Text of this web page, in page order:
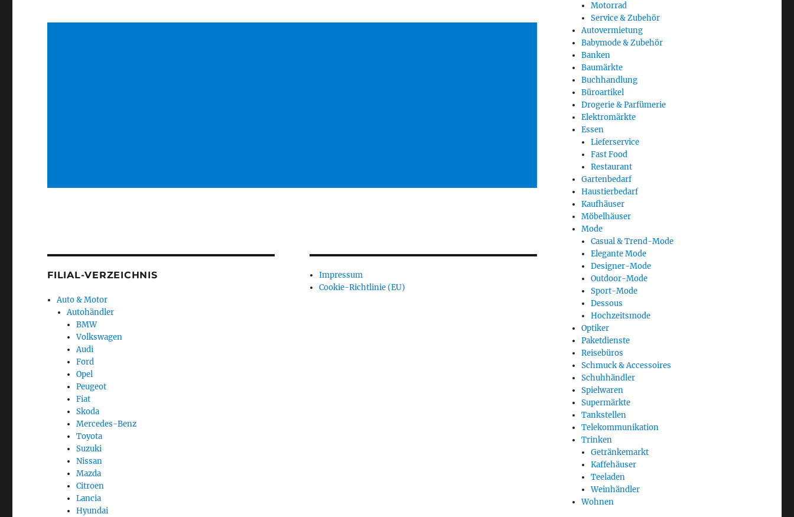
FILIAL-VERZEICHNIS
Auto & Motor
Autohändler
BMW
Volkswagen
Audi
Ford
Opel
Peugeot
Fiat
Skoda
Mercedes-Benz
Toyota
Suzuki
Nissan
Mazda
Citroen
Lancia
Hyundai
Impressum
Cookie-Richtlinie (EU)
Motorrad
Service & Zubehör
Autovermietung
Babymode & Zubehör
Banken
Baumärkte
Buchhandlung
Büroartikel
Drogerie & Parfümerie
Elektromärkte
Essen
Lieferservice
Fast Food
Restaurant
Gartenbedarf
Haustierbedarf
Kaufhäuser
Möbelhäuser
Mode
Casual & Trend-Mode
Elegante Mode
Designer-Mode
Outdoor-Mode
Sport-Mode
Dessous
Hochzeitsmode
Optiker
Paketdienste
Reisebüros
Schmuck & Accessoires
Schuhhändler
Spielwaren
Supermärkte
Tankstellen
Telekommunikation
Trinken
Getränkemarkt
Kaffehäuser
Teeladen
Weinhändler
Wohnen